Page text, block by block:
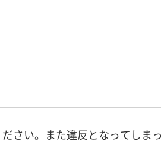
さい。また違反となってしま